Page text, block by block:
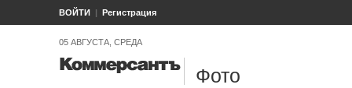
ВОЙТИ Регистрация
05 АВГУСТА, СРЕДА
Фото